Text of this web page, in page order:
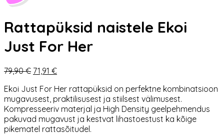
Rattapüksid naistele Ekoi
Just For Her
79,90€ Algne
oli:
79,90 €.
71,91 €Praegune
on:
71,91 €.
Ekoi Just For Her rattapüksid on perfektne kombinatsioon
mugavusest, praktilisusest ja stiilsest välimusest.
Kompresseeriv materjal ja High Density geelpehmendus
pakuvad mugavust ja kestvat lihastoestust ka kõige
pikematel rattasõitudel.